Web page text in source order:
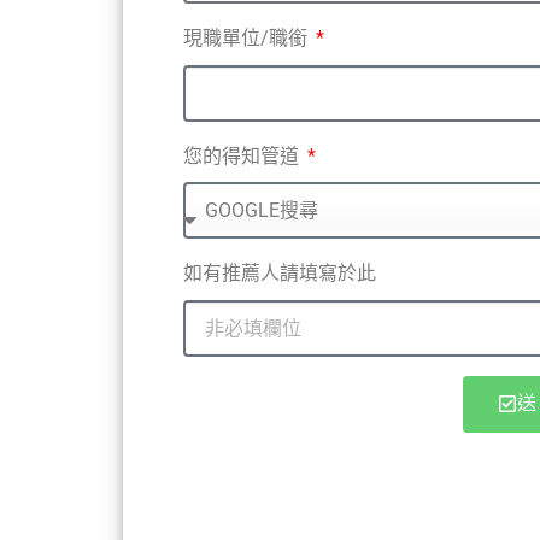
現職單位/職銜
您的得知管道
如有推薦人請填寫於此